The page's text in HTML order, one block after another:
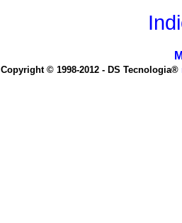
Copyright © 1998-2012 - DS Tecnologia®